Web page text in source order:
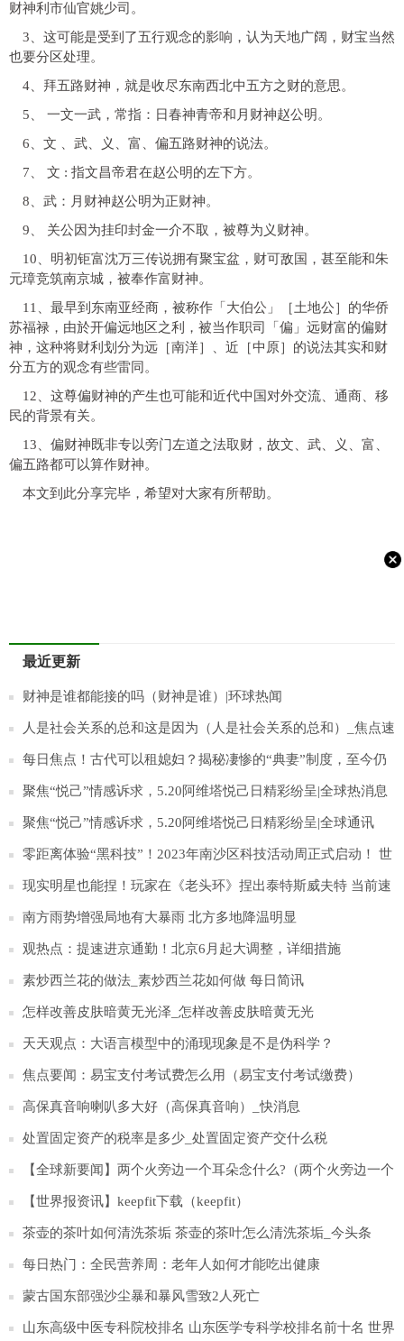
财神利市仙官姚少司。
3、这可能是受到了五行观念的影响，认为天地广阔，财宝当然
也要分区处理。
4、拜五路财神，就是收尽东南西北中五方之财的意思。
5、 一文一武，常指：日春神青帝和月财神赵公明。
6、文 、武、义、富、偏五路财神的说法。
7、 文 : 指文昌帝君在赵公明的左下方。
8、武：月财神赵公明为正财神。
9、 关公因为挂印封金一介不取，被尊为义财神。
10、明初钜富沈万三传说拥有聚宝盆，财可敌国，甚至能和朱
元璋竞筑南京城，被奉作富财神。
11、最早到东南亚经商，被称作「大伯公」［土地公］的华侨
苏福禄，由於开偏远地区之利，被当作职司「偏」远财富的偏财
神，这种将财利划分为远［南洋］、近［中原］的说法其实和财
分五方的观念有些雷同。
12、这尊偏财神的产生也可能和近代中国对外交流、通商、移
民的背景有关。
13、偏财神既非专以旁门左道之法取财，故文、武、义、富、
偏五路都可以算作财神。
本文到此分享完毕，希望对大家有所帮助。
最近更新
财神是谁都能接的吗（财神是谁）|环球热闻
人是社会关系的总和这是因为（人是社会关系的总和）_焦点速
讯
每日焦点！古代可以租媳妇？揭秘凄惨的“典妻”制度，至今仍
存在
聚焦“悦己”情感诉求，5.20阿维塔悦己日精彩纷呈|全球热消息
聚焦“悦己”情感诉求，5.20阿维塔悦己日精彩纷呈|全球通讯
零距离体验“黑科技”！2023年南沙区科技活动周正式启动！ 世
界消息
现实明星也能捏！玩家在《老头环》捏出泰特斯威夫特 当前速
看
南方雨势增强局地有大暴雨 北方多地降温明显
观热点：提速进京通勤！北京6月起大调整，详细措施
素炒西兰花的做法_素炒西兰花如何做 每日简讯
怎样改善皮肤暗黄无光泽_怎样改善皮肤暗黄无光
天天观点：大语言模型中的涌现现象是不是伪科学？
焦点要闻：易宝支付考试费怎么用（易宝支付考试缴费）
高保真音响喇叭多大好（高保真音响）_快消息
处置固定资产的税率是多少_处置固定资产交什么税
【全球新要闻】两个火旁边一个耳朵念什么?（两个火旁边一个
耳朵念什么）
【世界报资讯】keepfit下载（keepfit）
茶壶的茶叶如何清洗茶垢 茶壶的茶叶怎么清洗茶垢_今头条
每日热门：全民营养周：老年人如何才能吃出健康
蒙古国东部强沙尘暴和暴风雪致2人死亡
山东高级中医专科院校排名 山东医学专科学校排名前十名 世界